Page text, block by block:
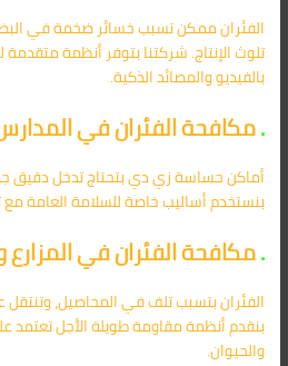
الفئران ممكن تسبب خسائر ضخمة في
تلوث الإنتاج. شركتنا بتوفر أنظمة متقدمة
بالفيديو والمصائد الذكية.
.مكافحة الفئران في
أماكن حساسة زي دي بتحتاج تدخل دقيق
بنستخدم أساليب خاصة للسلامة العامة
.مكافحة الفئران في المزارع
الفئران بتسبب تلف في المحاصيل،
بنقدم أنظمة مقاومة طويلة الأجل تعتمد
والحيوان.